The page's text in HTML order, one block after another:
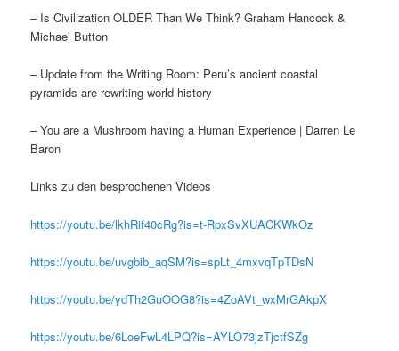
– Is Civilization OLDER Than We Think? Graham Hancock &
Michael Button
– Update from the Writing Room: Peru’s ancient coastal
pyramids are rewriting world history
– You are a Mushroom having a Human Experience | Darren Le
Baron
Links zu den besprochenen Videos
https://youtu.be/lkhRif40cRg?is=t-RpxSvXUACKWkOz
https://youtu.be/uvgbib_aqSM?is=spLt_4mxvqTpTDsN
https://youtu.be/ydTh2GuOOG8?is=4ZoAVt_wxMrGAkpX
https://youtu.be/6LoeFwL4LPQ?is=AYLO73jzTjctfSZg